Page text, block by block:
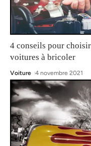
4 conseils pour
voitures à bricoler
Voiture 4 novembre 2021